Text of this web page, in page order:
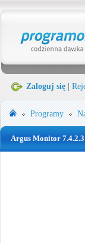
Zaloguj się
Programy
Argus Monitor